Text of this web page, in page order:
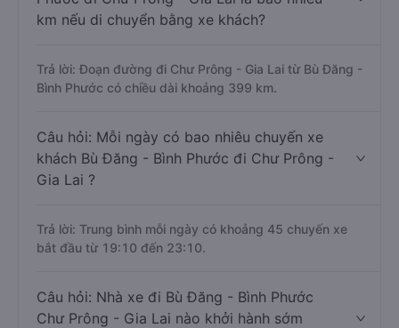
km nếu di chuyển bằng xe khách?
Trả lời: Đoạn đường đi Chư Prông - Gia Lai từ Bù Đăng -
Bình Phước có chiều dài khoảng 399 km.
Câu hỏi: Mỗi ngày có bao nhiêu chuyến xe
khách Bù Đăng - Bình Phước đi Chư Prông -
Gia Lai ?
Trả lời: Trung bình mỗi ngày có khoảng 45 chuyến xe
bắt đầu từ 19:10 đến 23:10.
Câu hỏi: Nhà xe đi Bù Đăng - Bình Phước
Chư Prông - Gia Lai nào khởi hành sớm